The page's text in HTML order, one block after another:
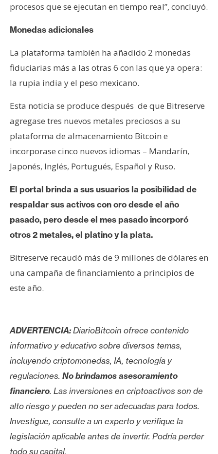
o
n
a
t
o
P
u
b
l
c
i
d
a
d
procesos que se ejecutan en tiempo real”, concluyó.
Monedas adicionales
La plataforma también ha añadido 2 monedas
fiduciarias más a las otras 6 con las que ya opera:
la rupia india y el peso mexicano.
Esta noticia se produce después de que Bitreserve
agregase tres nuevos metales preciosos a su
plataforma de almacenamiento Bitcoin e
incorporase cinco nuevos idiomas – Mandarín,
Japonés, Inglés, Portugués, Español y Ruso.
El portal brinda a sus usuarios la posibilidad de
respaldar sus activos con oro desde el año
pasado, pero desde el mes pasado incorporó
otros 2 metales, el platino y la plata.
Bitreserve recaudó más de 9 millones de dólares en
una campaña de financiamiento a principios de
este año.
ADVERTENCIA:DiarioBitcoin ofrece contenido
informativo y educativo sobre diversos temas,
incluyendo criptomonedas, IA, tecnología y
regulaciones. No brindamos asesoramiento
financiero. Las inversiones en criptoactivos son de
alto riesgo y pueden no ser adecuadas para todos.
Investigue, consulte a un experto y verifique la
legislación aplicable antes de invertir. Podría perder
todo su capital.